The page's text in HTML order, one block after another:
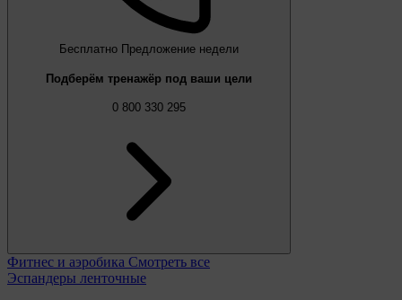
Бесплатно Предложение недели
Подберём тренажёр под ваши цели
0 800 330 295
Фитнес и аэробика Смотреть все
Эспандеры ленточные